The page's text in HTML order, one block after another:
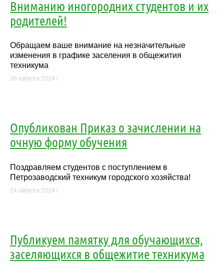
Вниманию иногородних студентов и их
родителей!
Обращаем ваше внимание на незначительные
изменения в графике заселения в общежития
техникума
26 августа 2024 г.
Опубликован Приказ о зачислении на
очную форму обучения
Поздравляем студентов с поступлением в
Петрозаводский техникум городского хозяйства!
24 августа 2024 г.
Публикуем памятку для обучающихся,
заселяющихся в общежитие техникума